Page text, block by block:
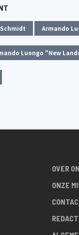
Armando
Luongo "New
OVER
ONZE